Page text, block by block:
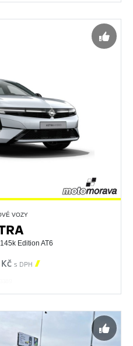
VOZY
Edition AT6
s DPH 